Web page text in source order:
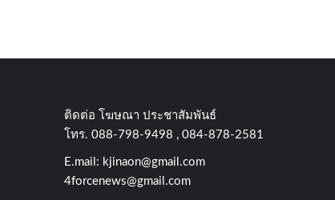
ติดต่อ​ โฆษณา​ ประชาสัมพันธ์
โทร​. 088-798-9498 , 084-878-2581
E.mail: kjinaon@gmail.com
4forcenews@gmail.com